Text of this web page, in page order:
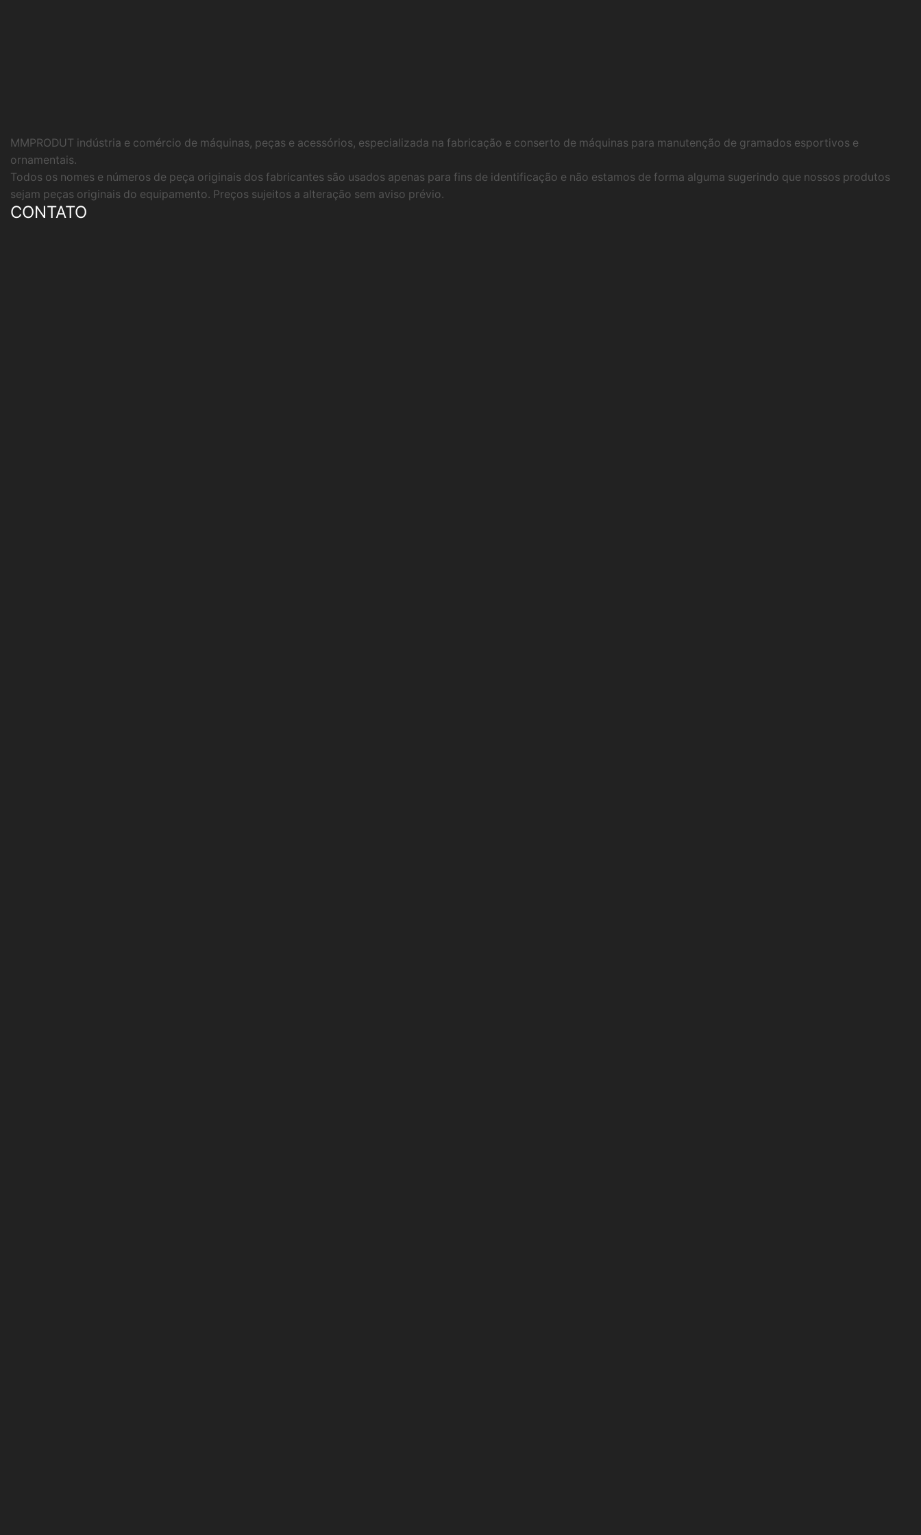
MMPRODUT indústria e comércio de máquinas, peças e acessórios, especializada na fabricação e conserto de máquinas para manutenção de gramados esportivos e
ornamentais.
Todos os nomes e números de peça originais dos fabricantes são usados ​​apenas para fins de identificação e não estamos de forma alguma sugerindo que nossos produtos
sejam peças originais do equipamento. Preços sujeitos a alteração sem aviso prévio.
CONTATO